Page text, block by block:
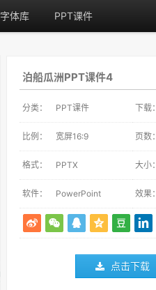
字体库 PPT课件
泊船瓜洲PPT课件4
分类： PPT课件 下载：
比例： 宽屏16:9 页数：
格式： PPTX 大小：
软件： PowerPoint 效果：
点击下载